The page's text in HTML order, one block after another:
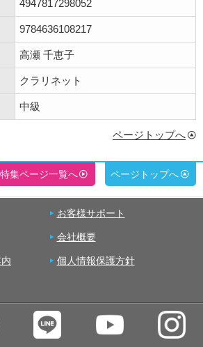
4947817298052
9784636108217
高瀬 千恵子
クラリネット
中級
ページトップへ
特集ページ一覧へ ページトップへ
お客様サポート
会社概要
個人情報保護方針